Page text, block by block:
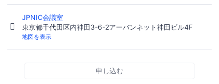
JPNIC会議室
東京都千代田区内神田3-6-2アーバンネット神田ビル4F
地図を表示
申し込む